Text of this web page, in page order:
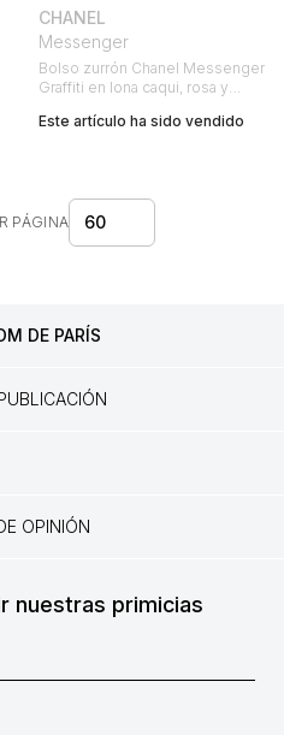
CHANEL
Messenger
Bolso zurrón Chanel Messenger
Graffiti en lona caqui, rosa y
Este artículo ha sido vendido
PÁGINA 60
DE PARÍS
OPINIÓN
nuestras primicias